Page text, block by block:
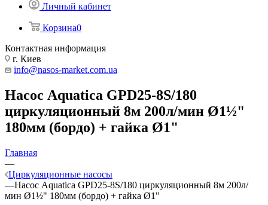
Личный кабинет
Корзина0
Контактная информация
г. Киев
info@nasos-market.com.ua
Насос Aquatica GPD25-8S/180
циркуляционный 8м 200л/мин Ø1½"
180мм (бордо) + гайка Ø1"
Главная
—
Циркуляционные насосы
—Насос Aquatica GPD25-8S/180 циркуляционный 8м 200л/
мин Ø1½" 180мм (бордо) + гайка Ø1"